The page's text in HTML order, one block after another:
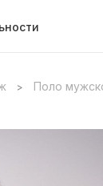
> Поло